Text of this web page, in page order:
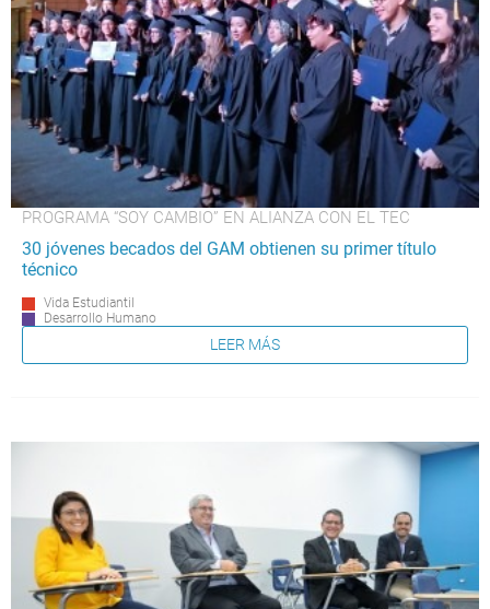
PROGRAMA “SOY CAMBIO” EN ALIANZA CON EL TEC
30 jóvenes becados del GAM obtienen su primer título
técnico
Vida Estudiantil
Desarrollo Humano
LEER MÁS